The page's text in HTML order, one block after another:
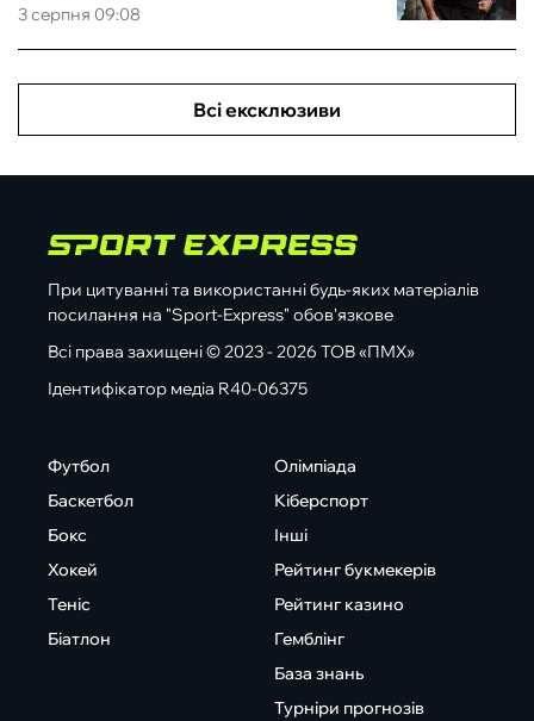
3 серпня 09:08
Всі ексклюзиви
При цитуванні та використанні будь-яких матеріалів
посилання на "Sport-Express" обов'язкове
Всі права захищені © 2023 - 2026 ТОВ «ПМХ»
Ідентифікатор медіа R40-06375
Футбол
Баскетбол
Бокс
Хокей
Теніс
Біатлон
Олімпіада
Кіберспорт
Інші
Рейтинг букмекерів
Рейтинг казино
Гемблінг
База знань
Турніри прогнозів